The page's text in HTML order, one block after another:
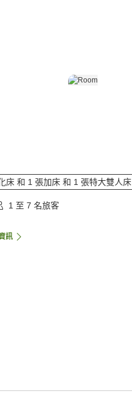
床 和 1 張加床 和 1 張特大雙人床
1 至 7 名旅客
訊